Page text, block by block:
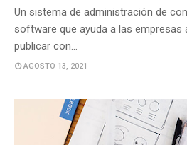
Un sistema de administración de
software que ayuda a las empresas
publicar con…
AGOSTO 13, 2021